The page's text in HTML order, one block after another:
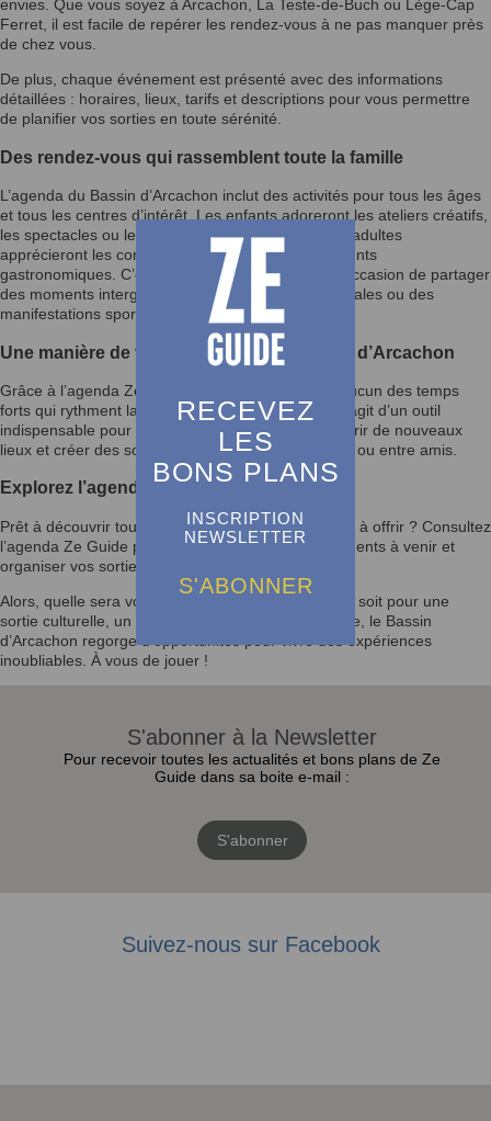
RECEVEZ
LES
BONS PLANS
INSCRIPTION
NEWSLETTER
S'ABONNER
envies. Que vous soyez à Arcachon, La Teste-de-Buch ou Lège-Cap
Ferret, il est facile de repérer les rendez-vous à ne pas manquer près
de chez vous.
De plus, chaque événement est présenté avec des informations
détaillées : horaires, lieux, tarifs et descriptions pour vous permettre
de planifier vos sorties en toute sérénité.
Des rendez-vous qui rassemblent toute la famille
L’agenda du Bassin d’Arcachon inclut des activités pour tous les âges
et tous les centres d’intérêt. Les enfants adoreront les ateliers créatifs,
les spectacles ou les fêtes foraines, tandis que les adultes
apprécieront les concerts, conférences et événements
gastronomiques. C’est également une excellente occasion de partager
des moments intergénérationnels lors des fêtes locales ou des
manifestations sportives.
Une manière de vivre pleinement le Bassin d’Arcachon
Grâce à l’agenda Ze Guide, vous ne manquerez aucun des temps
forts qui rythment la vie du Bassin d’Arcachon. Il s’agit d’un outil
indispensable pour enrichir votre quotidien, découvrir de nouveaux
lieux et créer des souvenirs mémorables en famille ou entre amis.
Explorez l’agenda et laissez-vous inspirer
Prêt à découvrir tout ce que le Bassin d’Arcachon a à offrir ? Consultez
l’agenda Ze Guide pour rester informé des événements à venir et
organiser vos sorties selon vos envies.
Alors, quelle sera votre prochaine activité ? Que ce soit pour une
sortie culturelle, un festival ou un moment en famille, le Bassin
d’Arcachon regorge d’opportunités pour vivre des expériences
inoubliables. À vous de jouer !
S'abonner à la Newsletter
Pour recevoir toutes les actualités et bons plans de Ze
Guide dans sa boite e-mail :
S'abonner
Suivez-nous sur Facebook